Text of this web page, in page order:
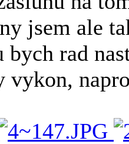
jsem ale
bych rad